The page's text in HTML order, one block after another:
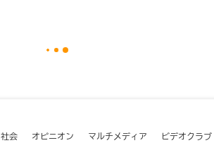
社会 オピニオン マルチメディア ビデオクラブ